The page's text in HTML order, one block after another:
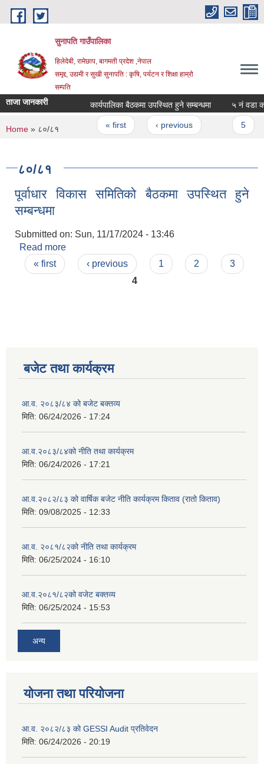
Skip to main content
सुनापति गाउँपालिका
हिलेदेबी, रामेछाप, बागमती प्रदेश ,नेपाल
समृद्द, उद्यमी र सुखी सुनापति : कृषि, पर्यटन र शिक्षा हाम्रो
सम्पति
ताजा जानकारी कार्यपालिका बैठकमा उपस्थित हुने सम्बन्धमा ५ नं वडा
Pages
« first ‹ previous
You are here
Home » ८०/८१
८०/८१
पूर्वाधार विकास समितिको बैठकमा उपस्थित हुने
सम्बन्धमा
Submitted on: Sun, 11/17/2024 - 13:46
Read more
सम्बन्धमा
Pages
« first ‹ previous 1 2
3
4
बजेट तथा कार्यक्रम
आ.व. २०८३/८४ को बजेट बक्तव्य
मिति: 06/24/2026 - 17:24
आ.व.२०८३/८४को नीति तथा कार्यक्रम
मिति: 06/24/2026 - 17:21
आ.व.२०८२/८३ को वार्षिक बजेट नीति कार्यक्रम किताव (रातो किताव)
मिति: 09/08/2025 - 12:33
आ.व. २०८१/८२को नीति तथा कार्यक्रम
मिति: 06/25/2024 - 16:10
आ.व.२०८१/८२को वजेट बक्तव्य
मिति: 06/25/2024 - 15:53
अन्य
योजना तथा परियोजना
आ.व. २०८२/८३ को GESSI Audit प्रतिवेदन
मिति: 06/24/2026 - 20:19